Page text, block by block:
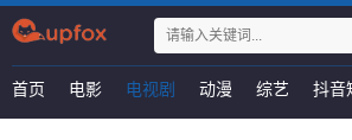
首页 电影 电视剧 动漫 综艺 抖音